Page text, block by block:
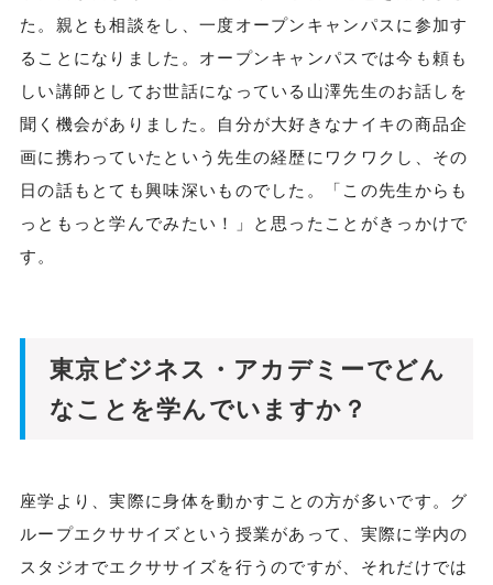
た。親とも相談をし、一度オープンキャンパスに参加す
ることになりました。オープンキャンパスでは今も頼も
しい講師としてお世話になっている山澤先生のお話しを
聞く機会がありました。自分が大好きなナイキの商品企
画に携わっていたという先生の経歴にワクワクし、その
日の話もとても興味深いものでした。「この先生からも
っともっと学んでみたい！」と思ったことがきっかけで
す。
東京ビジネス・アカデミーでどん
なことを学んでいますか？
座学より、実際に身体を動かすことの方が多いです。グ
ループエクササイズという授業があって、実際に学内の
スタジオでエクササイズを行うのですが、それだけでは